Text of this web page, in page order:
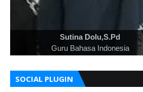
Farida S. Said, S.Pd
SOCIAL PLUGIN